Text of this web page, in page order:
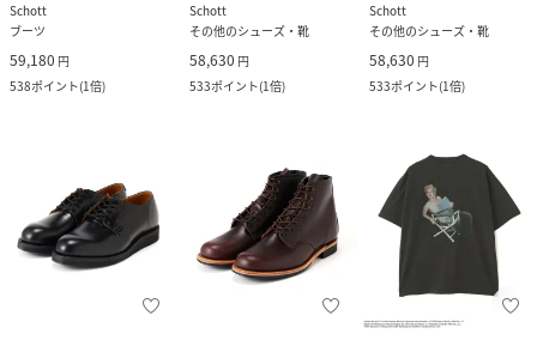
Schott
ブーツ
59,180 円
538ポイント(1倍)
Schott
その他のシューズ・靴
58,630 円
533ポイント(1倍)
Schott
その他のシューズ・靴
58,630 円
533ポイント(1倍)